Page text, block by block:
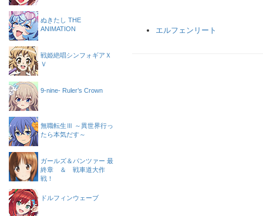
エルフェンリート
ぬきたし THE
ANIMATION
戦姫絶唱シンフォギアＸ
Ｖ
9-nine- Ruler’s Crown
無職転生Ⅲ ～異世界行っ
たら本気だす～
ガールズ＆パンツァー 最
終章 ＆ 戦車道大作
戦！
ドルフィンウェーブ